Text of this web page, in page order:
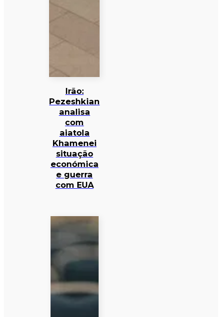
Irão:
Pezeshkian
analisa
com
aiatola
Khamenei
situação
económica
e guerra
com EUA